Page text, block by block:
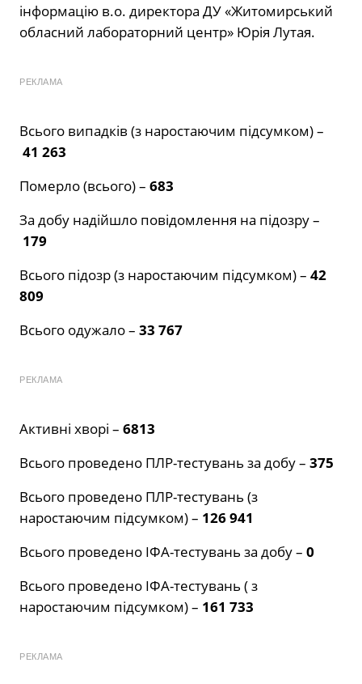
інформацію в.о. директора ДУ «Житомирський
обласний лабораторний центр» Юрія Лутая.
РЕКЛАМА
Всього випадків (з наростаючим підсумком) –
41 263
Померло (всього) – 683
За добу надійшло повідомлення на підозру –
179
Всього підозр (з наростаючим підсумком) – 42
809
Всього одужало – 33 767
РЕКЛАМА
Активні хворі – 6813
Всього проведено ПЛР-тестувань за добу – 375
Всього проведено ПЛР-тестувань (з
наростаючим підсумком) – 126 941
Всього проведено ІФА-тестувань за добу – 0
Всього проведено ІФА-тестувань ( з
наростаючим підсумком) – 161 733
РЕКЛАМА